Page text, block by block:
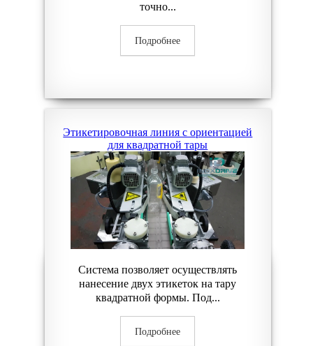
точно...
Подробнее
Этикетировочная линия с ориентацией
для квадратной тары
Система позволяет осуществлять
нанесение двух этикеток на тару
квадратной формы. Под...
Подробнее